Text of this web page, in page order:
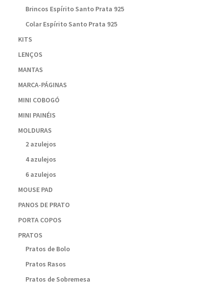
Brincos Espírito Santo Prata 925
Colar Espírito Santo Prata 925
KITS
LENÇOS
MANTAS
MARCA-PÁGINAS
MINI COBOGÓ
MINI PAINÉIS
MOLDURAS
2 azulejos
4 azulejos
6 azulejos
MOUSE PAD
PANOS DE PRATO
PORTA COPOS
PRATOS
Pratos de Bolo
Pratos Rasos
Pratos de Sobremesa